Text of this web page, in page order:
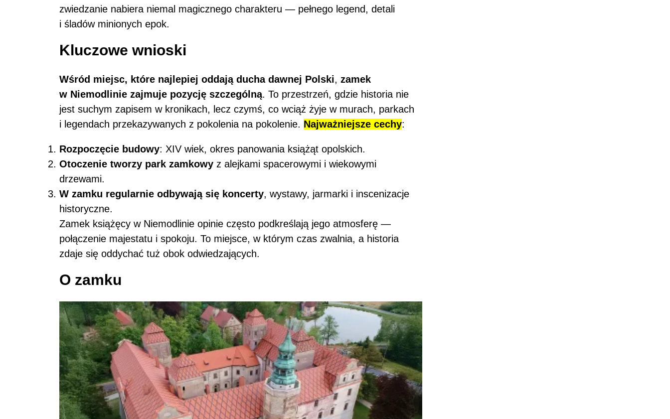
zwiedzanie nabiera niemal magicznego charakteru — pełnego legend, detali
i śladów minionych epok.
Kluczowe wnioski
Wśród miejsc, które najlepiej oddają ducha dawnej Polski, zamek
w Niemodlinie zajmuje pozycję szczególną. To przestrzeń, gdzie historia nie
jest suchym zapisem w kronikach, lecz czymś, co wciąż żyje w murach, parkach
i legendach przekazywanych z pokolenia na pokolenie. Najważniejsze cechy:
Rozpoczęcie budowy: XIV wiek, okres panowania książąt opolskich.
Otoczenie tworzy park zamkowy z alejkami spacerowymi i wiekowymi
drzewami.
W zamku regularnie odbywają się koncerty, wystawy, jarmarki i inscenizacje
historyczne.
Zamek książęcy w Niemodlinie opinie często podkreślają jego atmosferę —
połączenie majestatu i spokoju. To miejsce, w którym czas zwalnia, a historia
zdaje się oddychać tuż obok odwiedzających.
O zamku